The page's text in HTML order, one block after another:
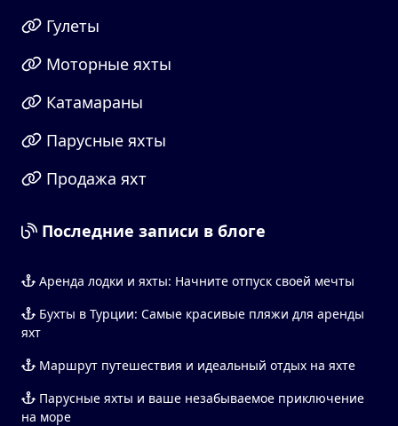
Гулеты
Моторные яхты
Катамараны
Парусные яхты
Продажа яхт
Последние записи в блоге
Аренда лодки и яхты: Начните отпуск своей мечты
Бухты в Турции: Самые красивые пляжи для аренды
яхт
Маршрут путешествия и идеальный отдых на яхте
Парусные яхты и ваше незабываемое приключение
на море